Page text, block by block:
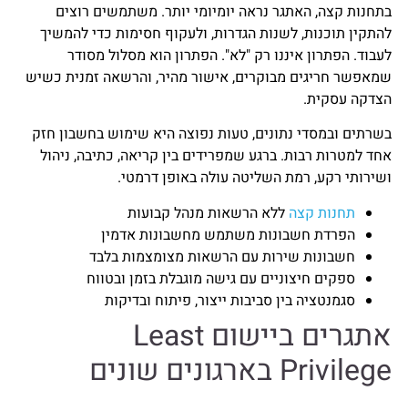
בתחנות קצה, האתגר נראה יומיומי יותר. משתמשים רוצים
להתקין תוכנות, לשנות הגדרות, ולעקוף חסימות כדי להמשיך
לעבוד. הפתרון איננו רק "לא". הפתרון הוא מסלול מסודר
שמאפשר חריגים מבוקרים, אישור מהיר, והרשאה זמנית כשיש
הצדקה עסקית.
בשרתים ובמסדי נתונים, טעות נפוצה היא שימוש בחשבון חזק
אחד למטרות רבות. ברגע שמפרידים בין קריאה, כתיבה, ניהול
ושירותי רקע, רמת השליטה עולה באופן דרמטי.
תחנות קצה ללא הרשאות מנהל קבועות
הפרדת חשבונות משתמש מחשבונות אדמין
חשבונות שירות עם הרשאות מצומצמות בלבד
ספקים חיצוניים עם גישה מוגבלת בזמן ובטווח
סגמנטציה בין סביבות ייצור, פיתוח ובדיקות
אתגרים ביישום Least
Privilege בארגונים שונים